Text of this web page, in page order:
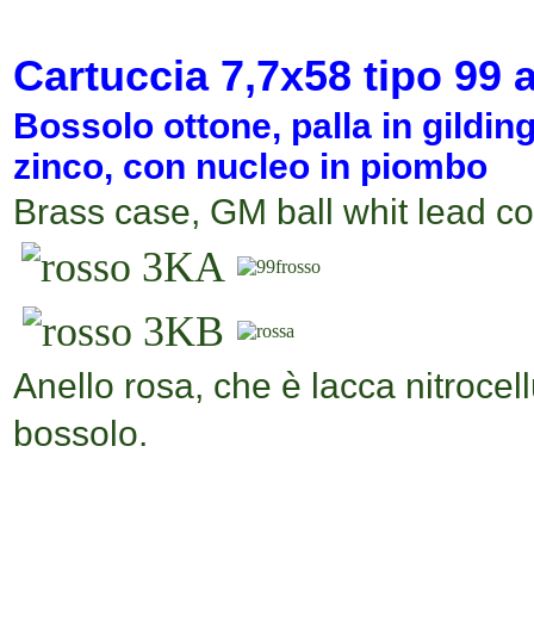
Cartuccia 7,7x58 tipo 99
Bossolo ottone, palla in
zinco, con nucleo in piombo
Brass case, GM ball whit lead
Anello rosa, che è lacca
bossolo.